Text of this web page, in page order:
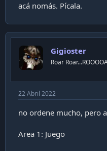
acá nomás. Pícala.
Gigioster
Roar
22 Abril 2022
no ordene mucho, pero
Area 1: Juego